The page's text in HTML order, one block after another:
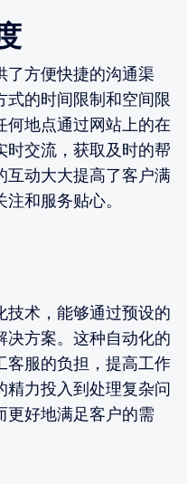
了方便快捷的沟通渠
式的时间限制和空间限
何地点通过网站上的在
时交流，获取及时的帮
互动大大提高了客户满
和服务贴心。
技术，能够通过预设的
决方案。这种自动化的
客服的负担，提高工作
精力投入到处理复杂问
更好地满足客户的需